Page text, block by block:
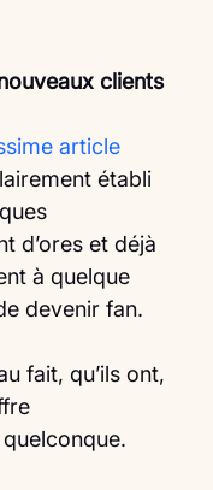
clients
article
établi
d’ores et déjà
à quelque
devenir fan.
fait, qu’ils ont,